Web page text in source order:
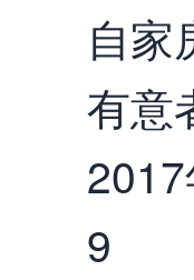
自家房
有意者
2017
9